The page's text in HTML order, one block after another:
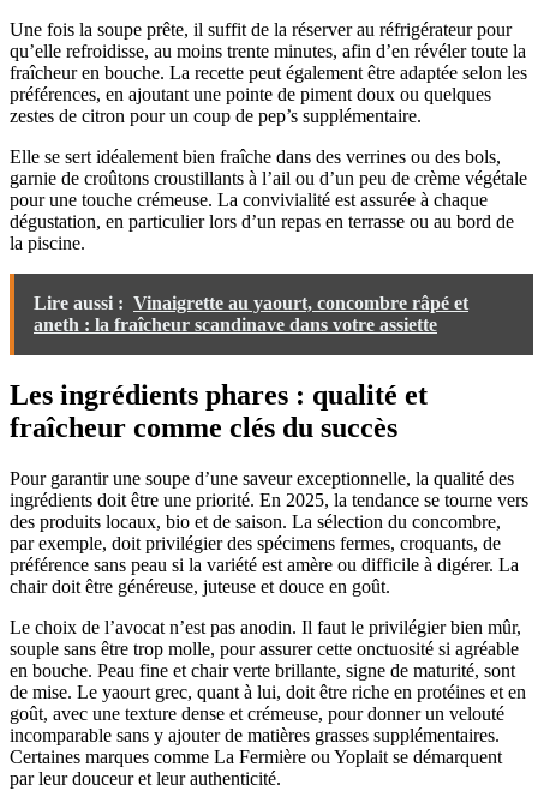
Une fois la soupe prête, il suffit de la réserver au réfrigérateur pour
qu’elle refroidisse, au moins trente minutes, afin d’en révéler toute la
fraîcheur en bouche. La recette peut également être adaptée selon les
préférences, en ajoutant une pointe de piment doux ou quelques
zestes de citron pour un coup de pep’s supplémentaire.
Elle se sert idéalement bien fraîche dans des verrines ou des bols,
garnie de croûtons croustillants à l’ail ou d’un peu de crème végétale
pour une touche crémeuse. La convivialité est assurée à chaque
dégustation, en particulier lors d’un repas en terrasse ou au bord de
la piscine.
Lire aussi : Vinaigrette au yaourt, concombre râpé et
aneth : la fraîcheur scandinave dans votre assiette
Les ingrédients phares : qualité et
fraîcheur comme clés du succès
Pour garantir une soupe d’une saveur exceptionnelle, la qualité des
ingrédients doit être une priorité. En 2025, la tendance se tourne vers
des produits locaux, bio et de saison. La sélection du concombre,
par exemple, doit privilégier des spécimens fermes, croquants, de
préférence sans peau si la variété est amère ou difficile à digérer. La
chair doit être généreuse, juteuse et douce en goût.
Le choix de l’avocat n’est pas anodin. Il faut le privilégier bien mûr,
souple sans être trop molle, pour assurer cette onctuosité si agréable
en bouche. Peau fine et chair verte brillante, signe de maturité, sont
de mise. Le yaourt grec, quant à lui, doit être riche en protéines et en
goût, avec une texture dense et crémeuse, pour donner un velouté
incomparable sans y ajouter de matières grasses supplémentaires.
Certaines marques comme La Fermière ou Yoplait se démarquent
par leur douceur et leur authenticité.